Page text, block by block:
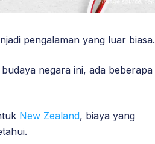
pengalaman yang luar biasa.
negara ini, ada beberapa
New Zealand, biaya yang